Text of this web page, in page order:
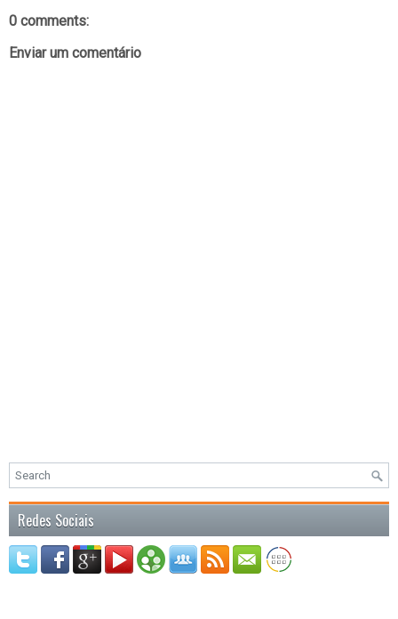
0 comments:
Enviar um comentário
Redes Sociais